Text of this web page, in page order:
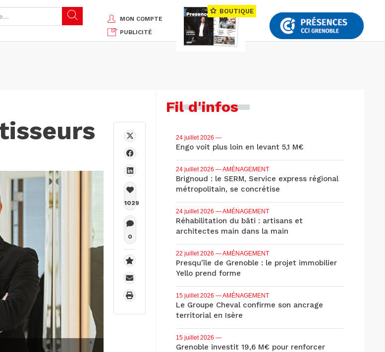
MON COMPTE
PUBLICITÉ
BOUTIQUE
1029
0
Fil d'infos
24 juillet 2026 —
Engo voit plus loin en levant 5,1 M€
24 juillet 2026 — AMÉNAGEMENT
Brignoud : le SERM, Service express régional
métropolitain, se concrétise
24 juillet 2026 — AMÉNAGEMENT
Réhabilitation du bâti : artisans et
architectes main dans la main
22 juillet 2026 — AMÉNAGEMENT
Presqu'île de Grenoble : le projet immobilier
Yello prend forme
15 juillet 2026 — AMÉNAGEMENT
Le Groupe Cheval confirme son ancrage
territorial en Isère
15 juillet 2026 —
Grenoble investit 19,6 M€ pour renforcer